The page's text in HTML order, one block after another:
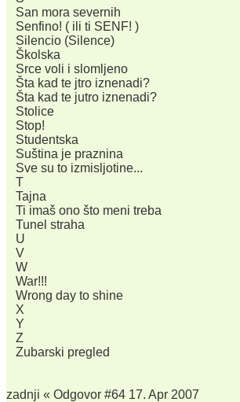
San mora severnih
Senfino! ( ili ti SENF! )
Silencio (Silence)
Školska
Srce voli i slomljeno
Šta kad te jtro iznenadi?
Šta kad te jutro iznenadi?
Stolice
Stop!
Studentska
Suština je praznina
Sve su to izmisljotine...
T
Tajna
Ti imaš ono što meni treba
Tunel straha
U
V
W
War!!!
Wrong day to shine
X
Y
Z
Zubarski pregled
zadnji « Odgovor #64 17. Apr 2007